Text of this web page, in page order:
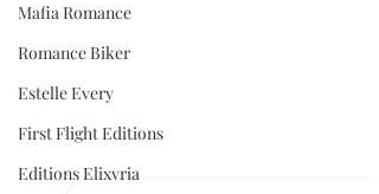
Mafia Romance
Romance Biker
Estelle Every
First Flight Editions
Editions Elixyria